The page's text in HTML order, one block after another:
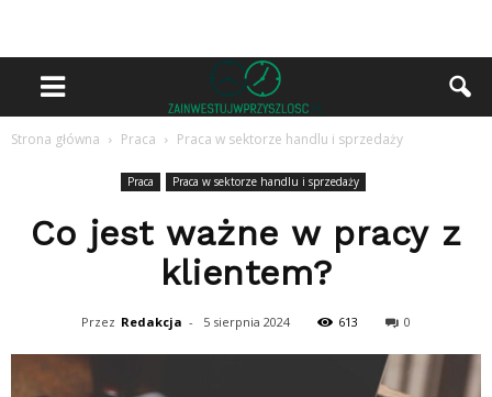
Strona główna Praca Praca w sektorze handlu i sprzedaży
Praca Praca w sektorze handlu i sprzedaży
Co jest ważne w pracy z
klientem?
Przez Redakcja - 5 sierpnia 2024 613 0